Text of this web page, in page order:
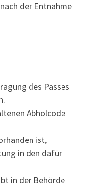
der Entnahme
des Passes
Abholcode
ist,
in den dafür
in der Behörde